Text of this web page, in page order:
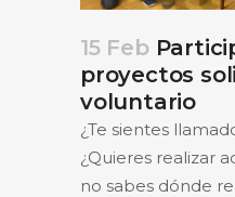
15 Feb
proyectos
voluntario
¿Te sientes
¿Quieres realizar
no sabes dónde